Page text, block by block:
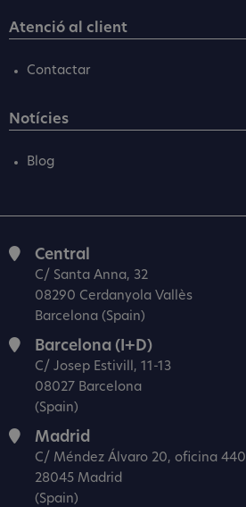
Atenció al client
Contactar
Notícies
Blog
Central
C/ Santa Anna, 32
08290 Cerdanyola Vallès
Barcelona (Spain)
Barcelona (I+D)
C/ Josep Estivill, 11-13
08027 Barcelona
(Spain)
Madrid
C/ Méndez Álvaro 20, oficina 440
28045 Madrid
(Spain)